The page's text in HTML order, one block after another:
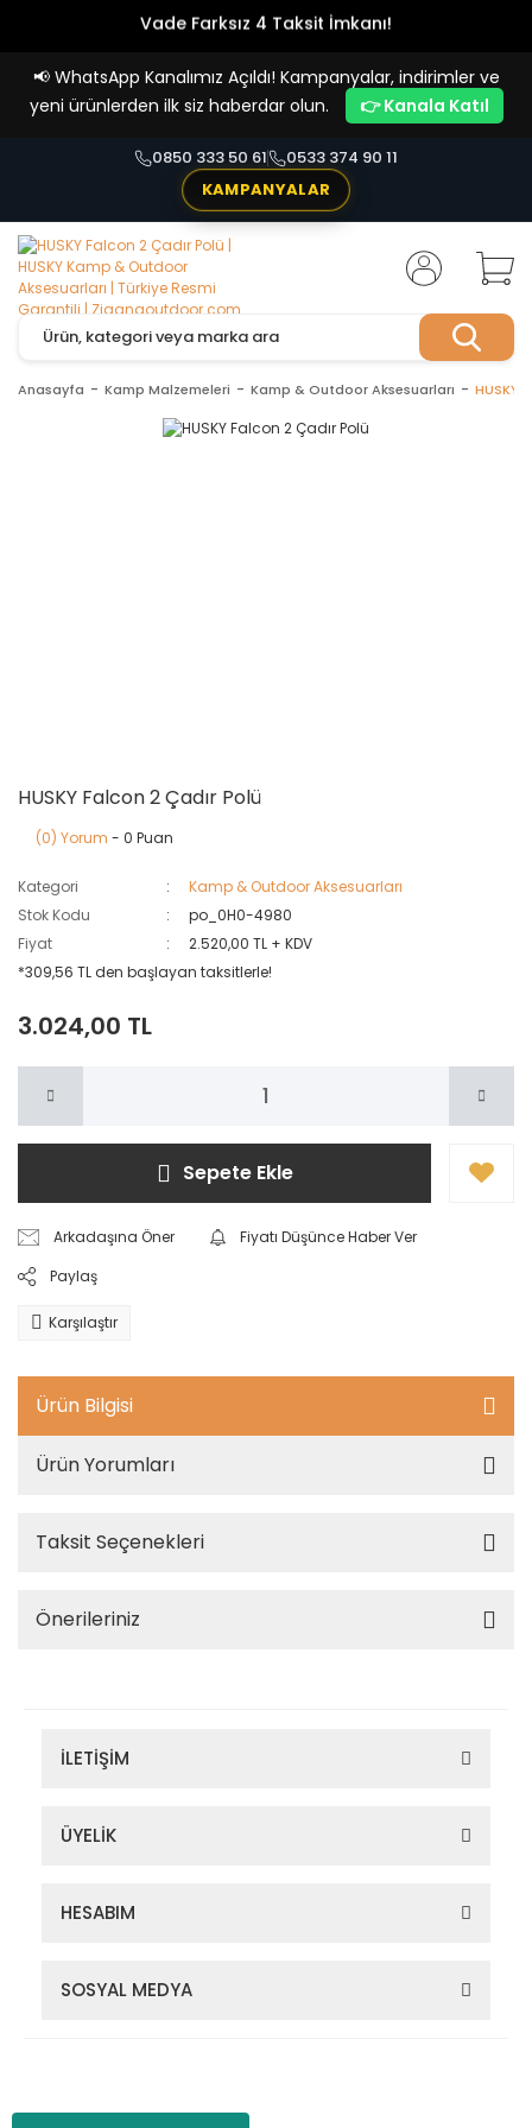
Vade Farksız 4 Taksit İmkanı!
📢 WhatsApp Kanalımız Açıldı! Kampanyalar, indirimler ve
yeni ürünlerden ilk siz haberdar olun.
👉 Kanala Katıl
0850 333 50 61
0533 374 90 11
KAMPANYALAR
Anasayfa Kamp Malzemeleri Kamp & Outdoor Aksesuarları HUSKY
HUSKY Falcon 2 Çadır Polü
(0) Yorum - 0 Puan
Kategori
Kamp & Outdoor Aksesuarları
Stok Kodu
po_0H0-4980
Fiyat
2.520,00 TL + KDV
*309,56 TL den başlayan taksitlerle!
3.024,00 TL
Sepete Ekle
Arkadaşına Öner
Fiyatı Düşünce Haber Ver
Paylaş
Karşılaştır
Ürün Bilgisi
Ürün Yorumları
Taksit Seçenekleri
Önerileriniz
İLETİŞİM
ÜYELİK
HESABIM
SOSYAL MEDYA